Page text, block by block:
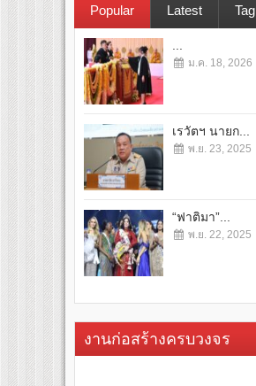
Popular Latest Tag
ม.ค. 18, 2026
เรวัตฯ นายก...
พ.ย. 23, 2025
“ฟาติมา”...
พ.ย. 22, 2025
งานก่อสร้างครบวงจร